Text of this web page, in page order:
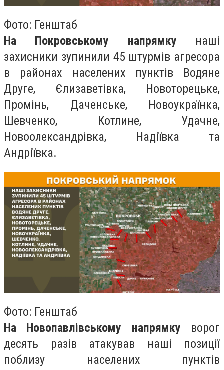
Фото: Генштаб
На Покровському напрямку наші
захисники зупинили 45 штурмів агресора
в районах населених пунктів Водяне
Друге, Єлизаветівка, Новоторецьке,
Промінь, Даченське, Новоукраїнка,
Шевченко, Котлине, Удачне,
Новоолександрівка, Надіївка та
Андріївка.
Фото: Генштаб
На Новопавлівському напрямку ворог
десять разів атакував наші позиції
поблизу населених пунктів